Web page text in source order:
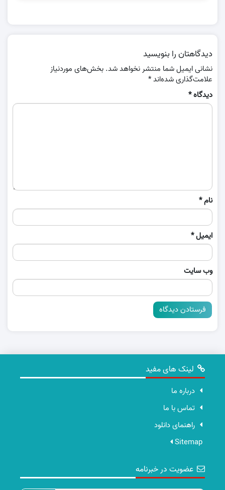
دیدگاهتان را بنویسید
نشانی ایمیل شما منتشر نخواهد شد. بخش‌های موردنیاز
علامت‌گذاری شده‌اند*
دیدگاه*
نام*
ایمیل*
وب‌ سایت
لینک های مفید
درباره ما
تماس با ما
راهنمای دانلود
Sitemap
عضویت در خبرنامه